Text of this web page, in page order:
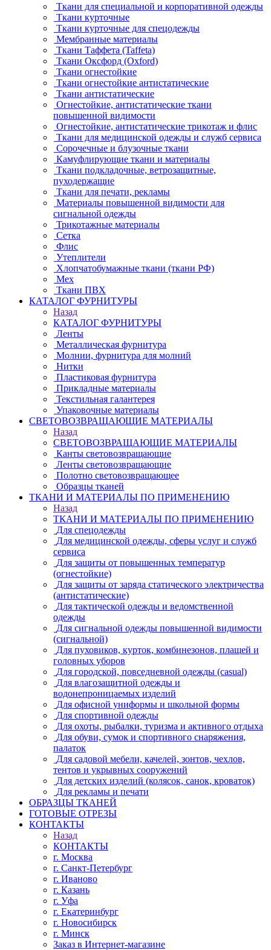
Ткани для специальной и корпоративной одежды
Ткани курточные
Ткани курточные для спецодежды
Мембранные материалы
Ткани Таффета (Taffeta)
Ткани Оксфорд (Oxford)
Ткани огнестойкие
Ткани огнестойкие антистатические
Ткани антистатические
Огнестойкие, антистатические ткани
повышенной видимости
Огнестойкие, антистатические трикотаж и флис
Ткани для медицинской одежды и служб сервиса
Сорочечные и блузочные ткани
Камуфлирующие ткани и материалы
Ткани подкладочные, ветрозащитные,
пуходержащие
Ткани для печати, рекламы
Материалы повышенной видимости для
сигнальной одежды
Трикотажные материалы
Сетка
Флис
Утеплители
Хлопчатобумажные ткани (ткани РФ)
Мех
Ткани ПВХ
КАТАЛОГ ФУРНИТУРЫ
Назад
КАТАЛОГ ФУРНИТУРЫ
Ленты
Металлическая фурнитура
Молнии, фурнитура для молний
Нитки
Пластиковая фурнитура
Прикладные материалы
Текстильная галантерея
Упаковочные материалы
СВЕТОВОЗВРАЩАЮЩИЕ МАТЕРИАЛЫ
Назад
СВЕТОВОЗВРАЩАЮЩИЕ МАТЕРИАЛЫ
Канты световозвращающие
Ленты световозвращающие
Полотно световозвращающее
Образцы тканей
ТКАНИ И МАТЕРИАЛЫ ПО ПРИМЕНЕНИЮ
Назад
ТКАНИ И МАТЕРИАЛЫ ПО ПРИМЕНЕНИЮ
Для спецодежды
Для медицинской одежды, сферы услуг и служб
сервиса
Для защиты от повышенных температур
(огнестойкие)
Для защиты от заряда статического электричества
(антистатические)
Для тактической одежды и ведомственной
одежды
Для сигнальной одежды повышенной видимости
(сигнальной)
Для пуховиков, курток, комбинезонов, плащей и
головных уборов
Для городской, повседневной одежды (casual)
Для влагозащитной одежды и
водонепроницаемых изделий
Для офисной униформы и школьной формы
Для спортивной одежды
Для охоты, рыбалки, туризма и активного отдыха
Для обуви, сумок и спортивного снаряжения,
палаток
Для садовой мебели, качелей, зонтов, чехлов,
тентов и укрывных сооружений
Для детских изделий (колясок, санок, кроваток)
Для рекламы и печати
ОБРАЗЦЫ ТКАНЕЙ
ГОТОВЫЕ ОТРЕЗЫ
КОНТАКТЫ
Назад
КОНТАКТЫ
г. Москва
г. Санкт-Петербург
г. Иваново
г. Казань
г. Уфа
г. Екатеринбург
г. Новосибирск
г. Минск
Заказ в Интернет-магазине